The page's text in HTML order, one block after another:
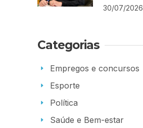
30/07/2026
Categorias
Empregos e concursos
Esporte
Política
Saúde e Bem-estar